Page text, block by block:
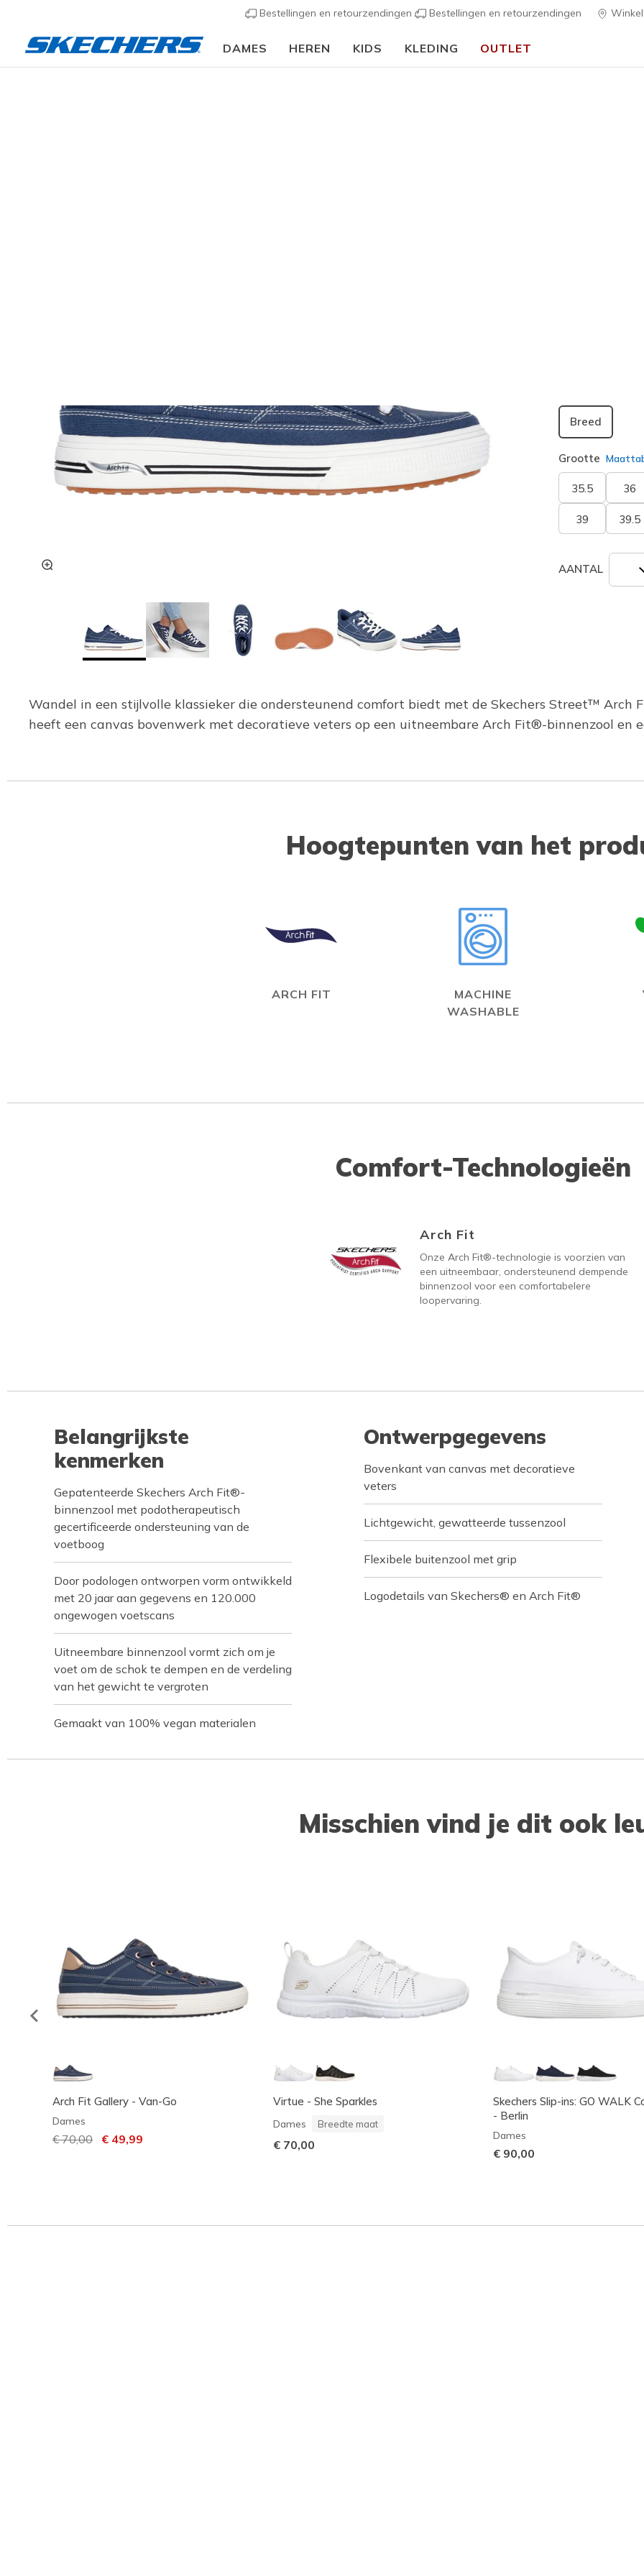
Bestellingen en retourzendingen Bestellingen en retourzendingen
DAMES HEREN KIDS KLEDING OUTLET
Breed
Grootte
35.5 36
39 39.5
AANTAL
Wandel in een stijlvolle klassieker die ondersteunend comfort biedt met de Skechers Street™ Arch
heeft een canvas bovenwerk met decoratieve veters op een uitneembare Arch Fit®-binnenzool en
Hoogtepunten van het
ARCH FIT
MACHINE
WASHABLE
Comfort-Technologieën
Arch Fit
Onze Arch Fit®-technologie is voorzien van
een uitneembaar, ondersteunend dempende
binnenzool voor een comfortabelere
loopervaring.
Belangrijkste
kenmerken
Gepatenteerde Skechers Arch Fit®-
binnenzool met podotherapeutisch
gecertificeerde ondersteuning van de
voetboog
Door podologen ontworpen vorm ontwikkeld
met 20 jaar aan gegevens en 120.000
ongewogen voetscans
Uitneembare binnenzool vormt zich om je
voet om de schok te dempen en de verdeling
van het gewicht te vergroten
Gemaakt van 100% vegan materialen
Ontwerpgegevens
Bovenkant van canvas met decoratieve
veters
Lichtgewicht, gewatteerde tussenzool
Flexibele buitenzool met grip
Logodetails van Skechers® en Arch Fit®
Misschien vind je dit ook
Arch Fit Gallery - Van-Go
Dames
Prijs verlaagd van
€ 70,00 naar
€ 49,99
Virtue - She Sparkles
Dames Breedte maat
€ 70,00
Skechers Slip-ins: GO WALK
- Berlin
Dames
€ 90,00